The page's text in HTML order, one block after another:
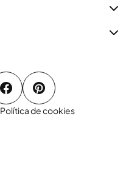
Política de cookies